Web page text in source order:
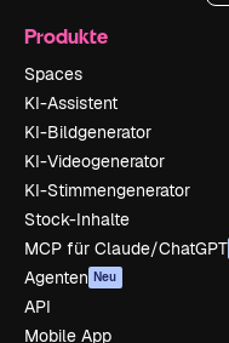
Produkte
Spaces
KI-Assistent
KI-Bildgenerator
KI-Videogenerator
KI-Stimmengenerator
Stock-Inhalte
MCP für Claude/ChatGPT
Agenten Neu
API
Mobile App